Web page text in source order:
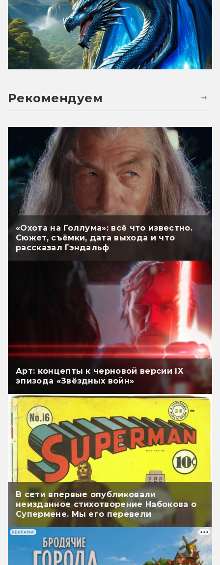
Рекомендуем
«Охота на Голлума»: всё что известно.
Сюжет, съёмки, дата выхода и что
рассказал Гэндальф
Арт: концепты к черновой версии IX
эпизода «Звёздных войн»
В сети впервые опубликовали
неизданное стихотворение Набокова о
Супермене. Мы его перевели
РЕКЛАМА